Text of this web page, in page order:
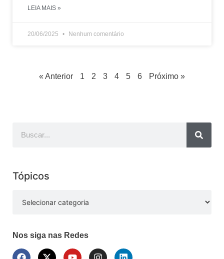
LEIA MAIS »
20/06/2025 Nenhum comentário
« Anterior 1 2 3 4 5 6 Próximo »
Tópicos
Nos siga nas Redes